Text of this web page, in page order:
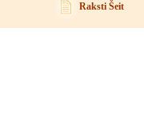
Raksti Šeit